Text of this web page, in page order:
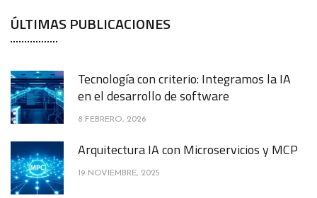
ÚLTIMAS PUBLICACIONES
Tecnología con criterio: Integramos la IA
en el desarrollo de software
8 FEBRERO, 2026
Arquitectura IA con Microservicios y MCP
19 NOVIEMBRE, 2025